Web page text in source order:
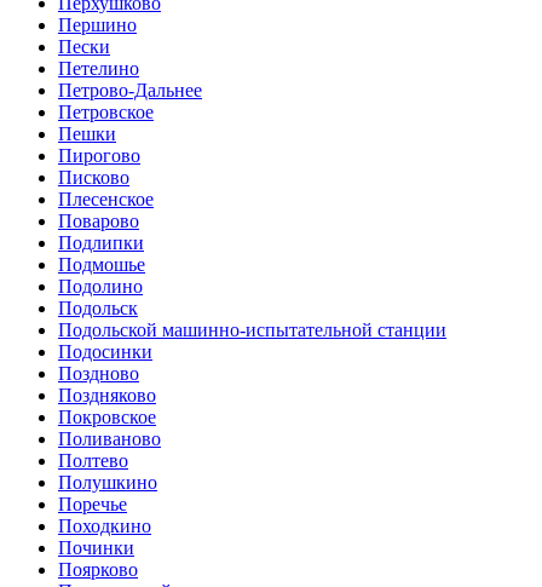
Першино
Пески
Петелино
Петрово-Дальнее
Петровское
Пешки
Пирогово
Писково
Плесенское
Поварово
Подлипки
Подмошье
Подолино
Подольск
Подольской машинно-испытательной станции
Подосинки
Поздново
Поздняково
Покровское
Поливаново
Полтево
Полушкино
Поречье
Походкино
Починки
Поярково